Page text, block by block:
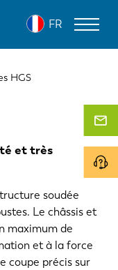
FR
HGS
et très
soudée
Le châssis et
maximum de
et à la force
coupe précis sur